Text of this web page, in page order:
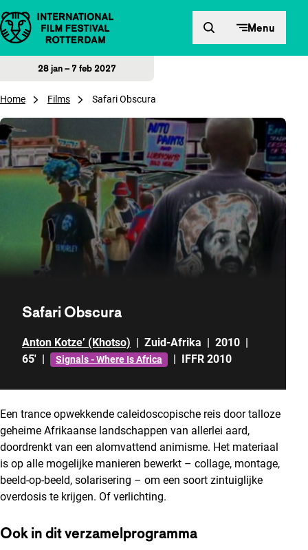
Direct naar inhoud Menu
28 jan – 7 feb 2027
Home Films Safari Obscura
Safari Obscura
Anton Kotze’ (Khotso) | Zuid-Afrika | 2010 |
65' | Signals - Where Is Africa | IFFR 2010
Een trance opwekkende caleidoscopische reis door talloze
geheime Afrikaanse landschappen van allerlei aard,
doordrenkt van een alomvattend animisme. Het materiaal
is op alle mogelijke manieren bewerkt – collage, montage,
beeld-op-beeld, solarisering – om een soort zintuiglijke
overdosis te krijgen. Of verlichting.
Ook in dit verzamelprogramma